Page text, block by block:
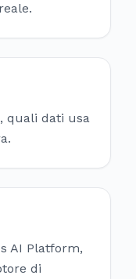
quali dati usa
AI Platform,
di